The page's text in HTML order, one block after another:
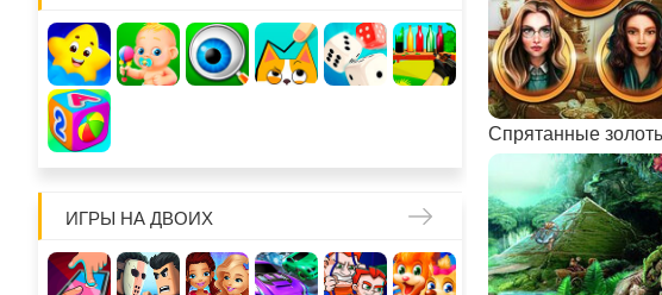
ИГРЫ НА ДВОИХ